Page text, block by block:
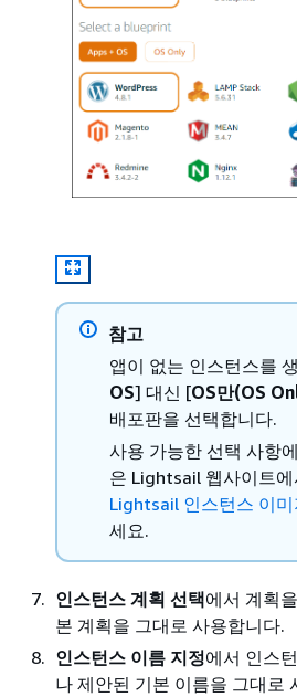
참고
앱이 없는 인스턴스를
OS] 대신 [OS만(OS
배포판을 선택합니다.
사용 가능한 선택 사항
은 Lightsail 웹사이트에
Lightsail 인스턴스 이미
세요.
인스턴스 계획 선택에서 계획
본 계획을 그대로 사용합니다.
인스턴스 이름 지정에서 인스
나 제안된 기본 이름을 그대로